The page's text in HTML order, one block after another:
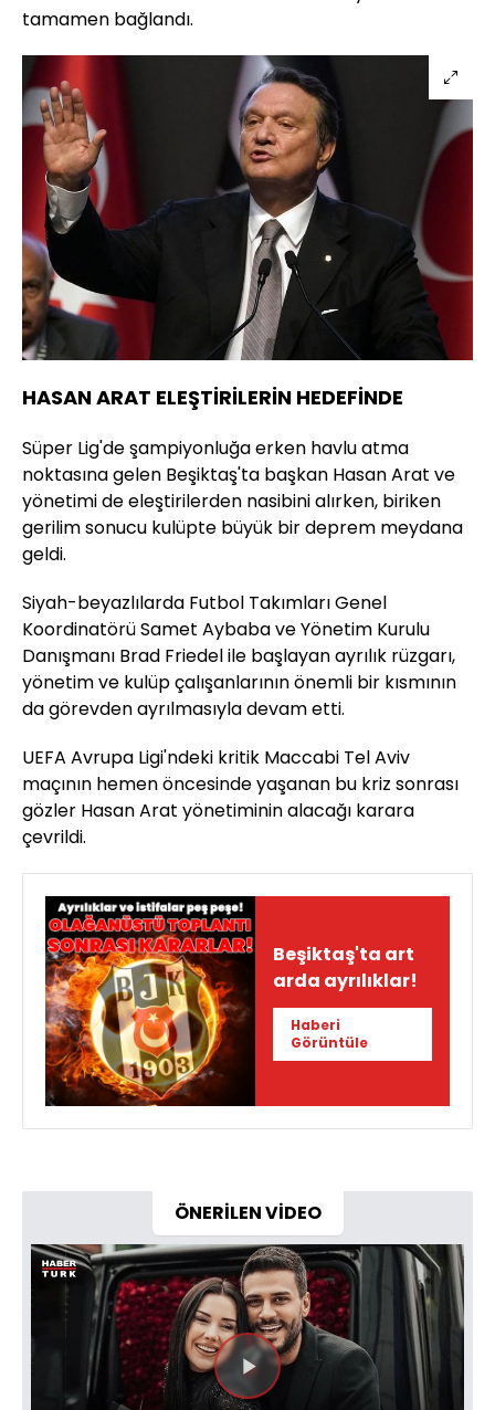
tamamen bağlandı.
HASAN ARAT ELEŞTİRİLERİN HEDEFİNDE
Süper Lig'de şampiyonluğa erken havlu atma
noktasına gelen Beşiktaş'ta başkan Hasan Arat ve
yönetimi de eleştirilerden nasibini alırken, biriken
gerilim sonucu kulüpte büyük bir deprem meydana
geldi.
Siyah-beyazlılarda Futbol Takımları Genel
Koordinatörü Samet Aybaba ve Yönetim Kurulu
Danışmanı Brad Friedel ile başlayan ayrılık rüzgarı,
yönetim ve kulüp çalışanlarının önemli bir kısmının
da görevden ayrılmasıyla devam etti.
UEFA Avrupa Ligi'ndeki kritik Maccabi Tel Aviv
maçının hemen öncesinde yaşanan bu kriz sonrası
gözler Hasan Arat yönetiminin alacağı karara
çevrildi.
Beşiktaş'ta art
arda ayrılıklar!
Haberi
Görüntüle
ÖNERİLEN VİDEO
Videoyu